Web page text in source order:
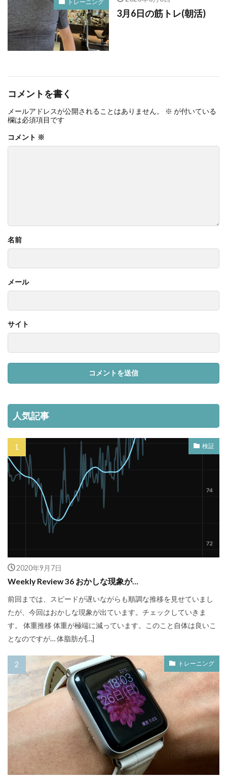
トレーニング
3月6日の筋トレ(朝活)
コメントを書く
メールアドレスが公開されることはありません。 ※ が付いている
欄は必須項目です
コメント ※
名前
メール
サイト
人気記事
検証
2020年9月7日
Weekly Review 36 おかしな現象が…
前回までは、スピードが遅いながらも順調な推移を見せていまし
たが、今回はおかしな現象が出ています。チェックしていきま
す。 体重推移 体重が極端に減っています。このこと自体は良いこ
となのですが… 体脂肪が[…]
トレーニング